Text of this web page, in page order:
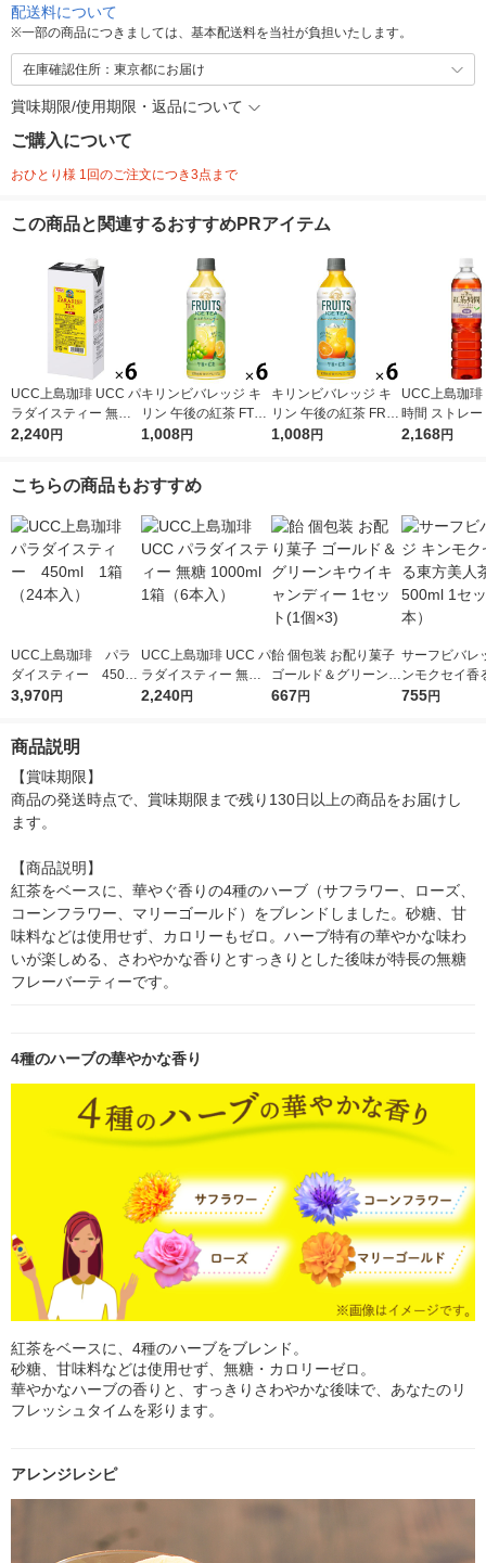
配送料について
※一部の商品につきましては、基本配送料を当社が負担いたします。
在庫確認住所：東京都にお届け
賞味期限/使用期限・返品について
ご購入について
おひとり様 1回のご注文につき3点まで
この商品と関連するおすすめPRアイテム
UCC上島珈琲 UCC パ
ラダイスティー 無糖
1000ml 1箱（6本入）
2,240円
キリンビバレッジ キ
リン 午後の紅茶 FTUI
TS ＆ ICE TEA （フ
ン 500ml 1セット（6
1,008円
キリンビバレッジ キ
リン 午後の紅茶 FRUI
TS ＆ ICE TEA （フ
1,008円
UCC上島珈琲
時間 ストレー
ー 無糖
2,168円
こちらの商品もおすすめ
UCC上島珈琲 パラ
ダイスティー 450ml
1箱（24本入）
3,970円
UCC上島珈琲 UCC パ
ラダイスティー 無糖
1000ml 1箱（6本入）
2,240円
飴 個包装 お配り菓子
ゴールド＆グリーンキ
ウイキャンディー 1セ
667円
サーフビバレ
ンモクセイ香
人茶 500ml 1
755円
商品説明
【賞味期限】
商品の発送時点で、賞味期限まで残り130日以上の商品をお届けし
ます。
【商品説明】
紅茶をベースに、華やぐ香りの4種のハーブ（サフラワー、ローズ、
コーンフラワー、マリーゴールド）をブレンドしました。砂糖、甘
味料などは使用せず、カロリーもゼロ。ハーブ特有の華やかな味わ
いが楽しめる、さわやかな香りとすっきりとした後味が特長の無糖
フレーバーティーです。
4種のハーブの華やかな香り
紅茶をベースに、4種のハーブをブレンド。
砂糖、甘味料などは使用せず、無糖・カロリーゼロ。
華やかなハーブの香りと、すっきりさわやかな後味で、あなたのリ
フレッシュタイムを彩ります。
アレンジレシピ